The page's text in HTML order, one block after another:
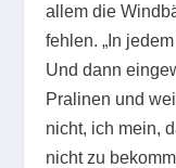
allem die
fehlen. „In
Und dann
Pralinen und
nicht, ich mein,
nicht zu